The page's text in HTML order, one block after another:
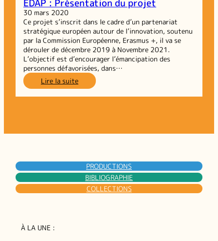
projet
EDAP
EDAP : Présentation du projet
30 mars 2020
Ce projet s’inscrit dans le cadre d’un partenariat
stratégique européen autour de l’innovation, soutenu
par la Commission Européenne, Erasmus +, il va se
dérouler de décembre 2019 à Novembre 2021.
L’objectif est d’encourager l’émancipation des
personnes défavorisées, dans…
Lire la suite:
EDAP :
Présentation
PRODUCTIONS
BIBLIOGRAPHIE
COLLECTIONS
À LA UNE :